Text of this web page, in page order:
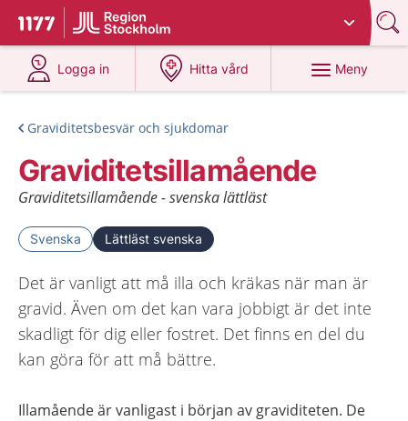
Till startsidan för 1177
Du har valt region
Logga in
på 1177.se
Hitta vård
på 1177.se
Meny
Graviditetsbesvär och sjukdomar
Graviditetsillamående
Graviditetsillamående - svenska lättläst
Svenska Lättläst svenska
Det är vanligt att må illa och kräkas när man är
gravid. Även om det kan vara jobbigt är det inte
skadligt för dig eller fostret. Det finns en del du
kan göra för att må bättre.
Illamående är vanligast i början av graviditeten. De